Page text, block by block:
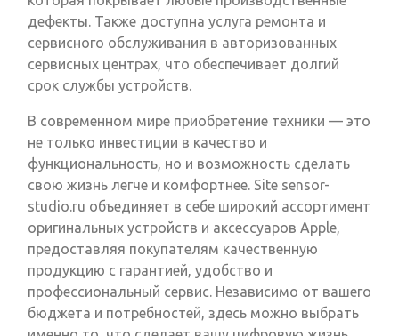
дефекты. Также доступна услуга ремонта и
сервисного обслуживания в авторизованных
сервисных центрах, что обеспечивает долгий
срок службы устройств.
В современном мире приобретение техники — это
не только инвестиции в качество и
функциональность, но и возможность сделать
свою жизнь легче и комфортнее. Site sensor-
studio.ru объединяет в себе широкий ассортимент
оригинальных устройств и аксессуаров Apple,
предоставляя покупателям качественную
продукцию с гарантией, удобство и
профессиональный сервис. Независимо от вашего
бюджета и потребностей, здесь можно выбрать